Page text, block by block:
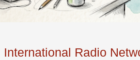
International Radio